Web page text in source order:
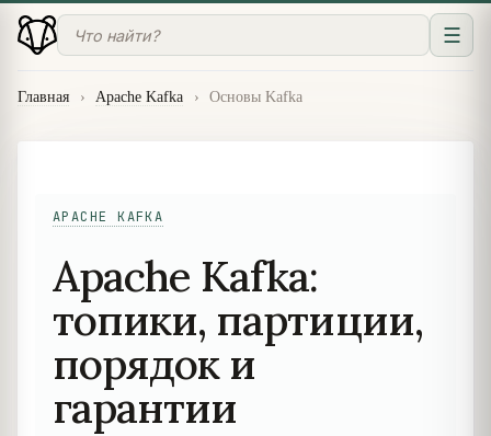
☰
Главная › Apache Kafka › Основы Kafka
APACHE KAFKA
Apache Kafka:
топики, партиции,
порядок и
гарантии